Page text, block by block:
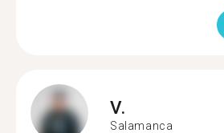
V.
Salamanca